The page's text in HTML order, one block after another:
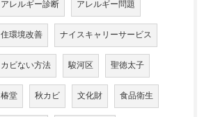
アレルギー診断 アレルギー問題
住環境改善 ナイスキャリーサービス
カビない方法 駿河区 聖徳太子
椿堂 秋カビ 文化財 食品衛生